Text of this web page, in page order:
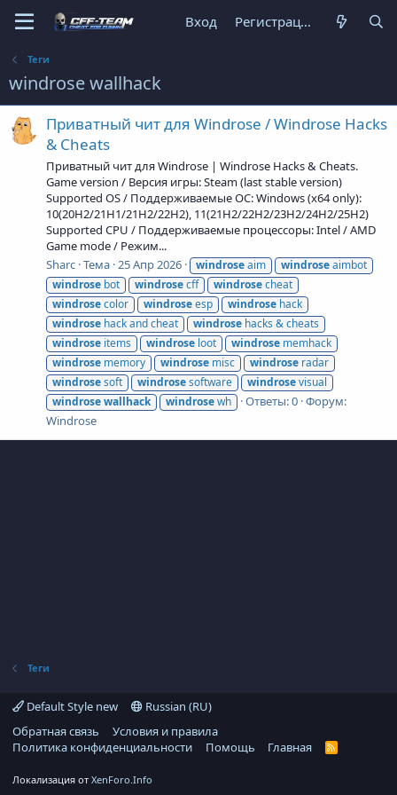
Вход Регистрация
Теги
windrose wallhack
Приватный чит для Windrose / Windrose Hacks
& Cheats
Приватный чит для Windrose | Windrose Hacks & Cheats.
Game version / Версия игры: Steam (last stable version)
Supported OS / Поддерживаемые ОС: Windows (x64 only):
10(20H2/21H1/21H2/22H2), 11(21H2/22H2/23H2/24H2/25H2)
Supported CPU / Поддерживаемые процессоры: Intel / AMD
Game mode / Режим...
Sharc Тема 25 Апр 2026 windroseaim windroseaimbot
windrose bot windrosecff windrosecheat
windrosecolor windroseesp windrose hack
windrose hack and cheat windrose hacks & cheats
windrose items windrose loot windrose memhack
windrose memory windrose misc windrose radar
windrosesoft windrosesoftware windrosevisual
windrosewallhack windrosewh Ответы: 0 Форум:
Windrose
Теги
Default Style new
Russian (RU)
Обратная связь
Условия и правила
Политика конфиденциальности
Помощь Главная
R
Локализация от XenForo.Info